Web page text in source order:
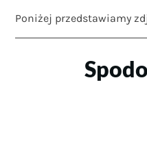
Poniżej przedstawiamy